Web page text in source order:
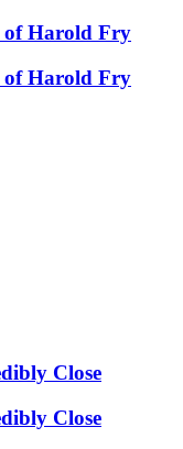
of Harold Fry
of Harold Fry
Close
Close